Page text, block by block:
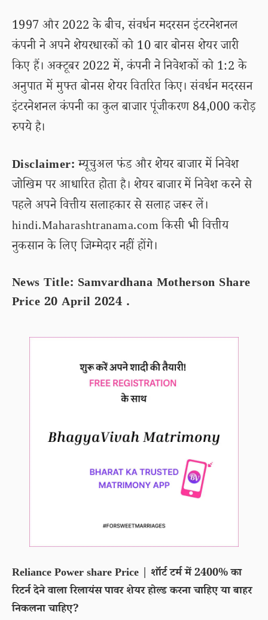
1997 और 2022 के बीच, संवर्धन मदरसन इंटरनेशनल
कंपनी ने अपने शेयरधारकों को 10 बार बोनस शेयर जारी
किए हैं। अक्टूबर 2022 में, कंपनी ने निवेशकों को 1:2 के
अनुपात में मुफ्त बोनस शेयर वितरित किए। संवर्धन मदरसन
इंटरनेशनल कंपनी का कुल बाजार पूंजीकरण 84,000 करोड़
रुपये है।
Disclaimer:म्यूचुअल फंड और शेयर बाजार में निवेश
जोखिम पर आधारित होता है। शेयर बाजार में निवेश करने से
पहले अपने वित्तीय सलाहकार से सलाह जरूर लें।
hindi.Maharashtranama.com किसी भी वित्तीय
नुकसान के लिए जिम्मेदार नहीं होंगे।
News Title: Samvardhana Motherson Share
Price 20 April 2024 .
Reliance Power share Price | शॉर्ट टर्म में 2400% का
रिटर्न देने वाला रिलायंस पावर शेयर होल्ड करना चाहिए या बाहर
निकलना चाहिए?